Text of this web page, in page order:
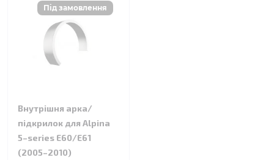
Внутрішня арка/
підкрилок для Alpina
5–series E60/E61
(2005–2010)